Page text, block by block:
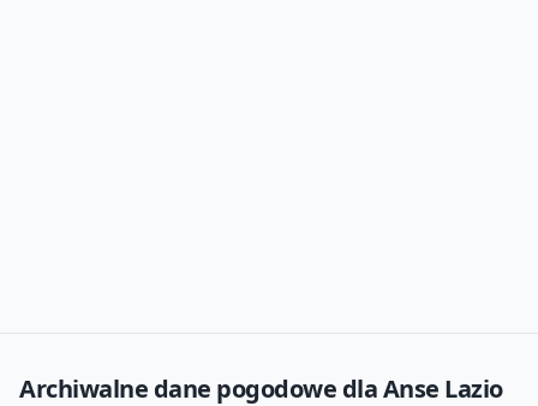
Archiwalne dane pogodowe dlaAnse Lazio